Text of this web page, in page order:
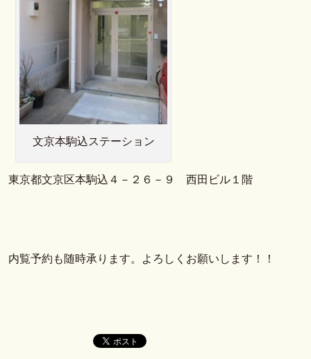
文京本駒込ステーション
東京都文京区本駒込４－２６－９ 西田ビル１階
内覧予約も随時承ります。よろしくお願いします！！